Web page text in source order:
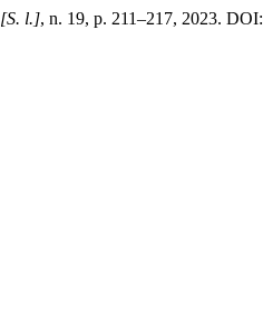
[S. l.], n. 19, p. 211–217, 2023. DOI: